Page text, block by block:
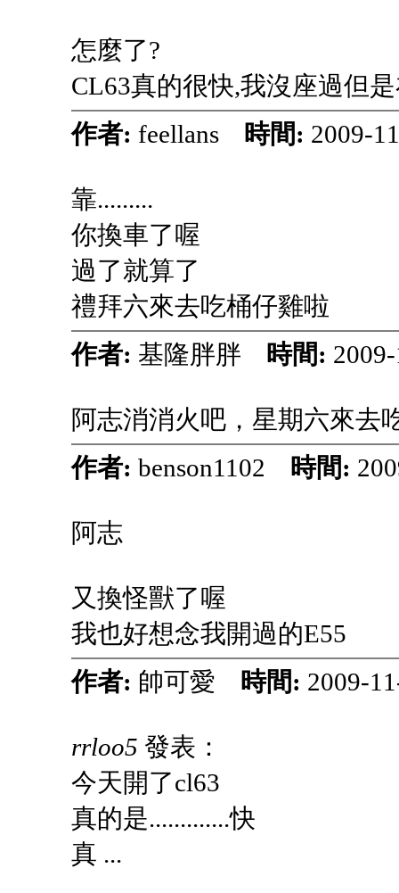
怎麼了?
CL63真的很快,我沒座過但
作者: feellans 時間: 2009-
靠.........
你換車了喔
過了就算了
禮拜六來去吃桶仔雞啦
作者: 基隆胖胖 時間:
阿志消消火吧，星期六來去
作者: benson1102 時間:
阿志
又換怪獸了喔
我也好想念我開過的E55
作者: 帥可愛 時間: 2009-
rrloo5 發表：
今天開了cl63
真的是.............快
真 ...